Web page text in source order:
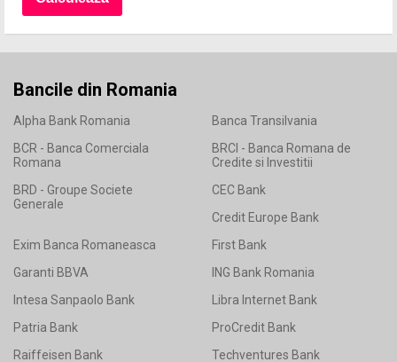
Bancile din Romania
Alpha Bank Romania
Banca Transilvania
BCR - Banca Comerciala
Romana
BRCI - Banca Romana de
Credite si Investitii
BRD - Groupe Societe
Generale
CEC Bank
Credit Europe Bank
Exim Banca Romaneasca
First Bank
Garanti BBVA
ING Bank Romania
Intesa Sanpaolo Bank
Libra Internet Bank
Patria Bank
ProCredit Bank
Raiffeisen Bank
Techventures Bank